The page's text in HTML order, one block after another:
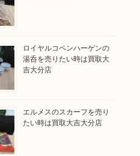
ロイヤルコペンハーゲンの
湯呑を売りたい時は買取大
吉大分店
エルメスのスカーフを売り
たい時は買取大吉大分店